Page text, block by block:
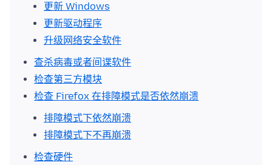
更新 Windows
更新驱动程序
升级网络安全软件
查杀病毒或者间谍软件
检查第三方模块
检查 Firefox 在排障模式是否依然崩溃
排障模式下依然崩溃
排障模式下不再崩溃
检查硬件